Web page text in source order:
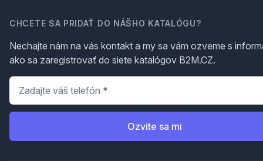
CHCETE SA PRIDAŤ DO NÁŠHO KATALÓGU?
Nechajte nám na vás kontakt a my sa vám ozveme s
ako sa zaregistrovať do siete katalógov B2M.CZ.
Telefón
Ozvite sa mi